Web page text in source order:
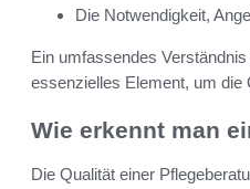
Die Notwendigkeit,
Ein umfassendes
essenzielles Element, um die
Wie erkennt man
Die Qualität einer